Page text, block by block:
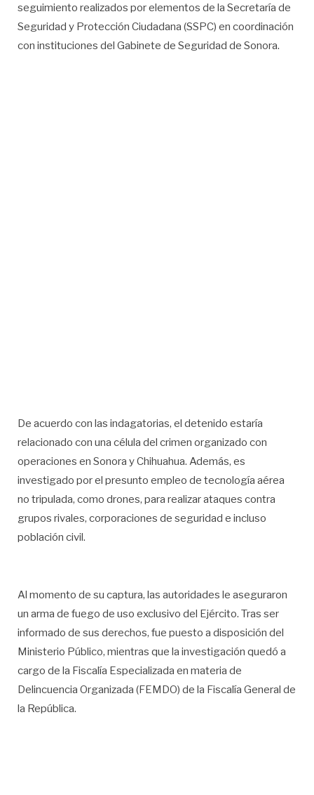
seguimiento realizados por elementos de la Secretaría de
Seguridad y Protección Ciudadana (SSPC) en coordinación
con instituciones del Gabinete de Seguridad de Sonora.
De acuerdo con las indagatorias, el detenido estaría
relacionado con una célula del crimen organizado con
operaciones en Sonora y Chihuahua. Además, es
investigado por el presunto empleo de tecnología aérea
no tripulada, como drones, para realizar ataques contra
grupos rivales, corporaciones de seguridad e incluso
población civil.
Al momento de su captura, las autoridades le aseguraron
un arma de fuego de uso exclusivo del Ejército. Tras ser
informado de sus derechos, fue puesto a disposición del
Ministerio Público, mientras que la investigación quedó a
cargo de la Fiscalía Especializada en materia de
Delincuencia Organizada (FEMDO) de la Fiscalía General de
la República.